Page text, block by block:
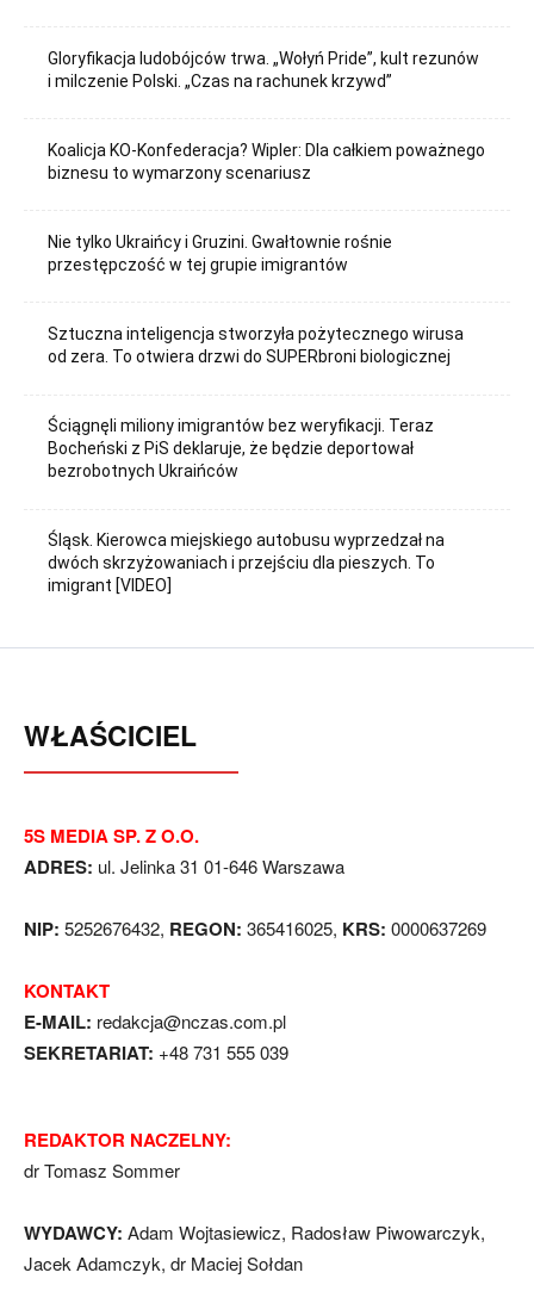
Gloryfikacja ludobójców trwa. „Wołyń Pride”, kult rezunów
i milczenie Polski. „Czas na rachunek krzywd”
Koalicja KO-Konfederacja? Wipler: Dla całkiem poważnego
biznesu to wymarzony scenariusz
Nie tylko Ukraińcy i Gruzini. Gwałtownie rośnie
przestępczość w tej grupie imigrantów
Sztuczna inteligencja stworzyła pożytecznego wirusa
od zera. To otwiera drzwi do SUPERbroni biologicznej
Ściągnęli miliony imigrantów bez weryfikacji. Teraz
Bocheński z PiS deklaruje, że będzie deportował
bezrobotnych Ukraińców
Śląsk. Kierowca miejskiego autobusu wyprzedzał na
dwóch skrzyżowaniach i przejściu dla pieszych. To
imigrant [VIDEO]
WŁAŚCICIEL
5S MEDIA SP. Z O.O.
ADRES: ul. Jelinka 31 01-646 Warszawa
NIP: 5252676432, REGON: 365416025, KRS: 0000637269
KONTAKT
E-MAIL: redakcja@nczas.com.pl
SEKRETARIAT: +48 731 555 039
REDAKTOR NACZELNY:
dr Tomasz Sommer
WYDAWCY: Adam Wojtasiewicz, Radosław Piwowarczyk,
Jacek Adamczyk, dr Maciej Sołdan